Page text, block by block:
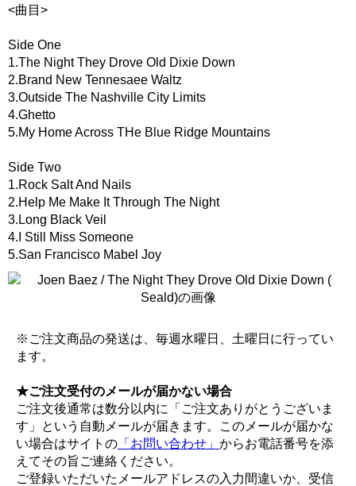
<曲目>
Side One
1.The Night They Drove Old Dixie Down
2.Brand New Tennesaee Waltz
3.Outside The Nashville City Limits
4.Ghetto
5.My Home Across THe Blue Ridge Mountains
Side Two
1.Rock Salt And Nails
2.Help Me Make It Through The Night
3.Long Black Veil
4.I Still Miss Someone
5.San Francisco Mabel Joy
※ご注文商品の発送は、毎週水曜日、土曜日に行ってい
ます。
★ご注文受付のメールが届かない場合
ご注文後通常は数分以内に「ご注文ありがとうございま
す」という自動メールが届きます。このメールが届かな
い場合はサイトの 「お問い合わせ」 からお電話番号を添
えてその旨ご連絡ください。
ご登録いただいたメールアドレスの入力間違いか、受信